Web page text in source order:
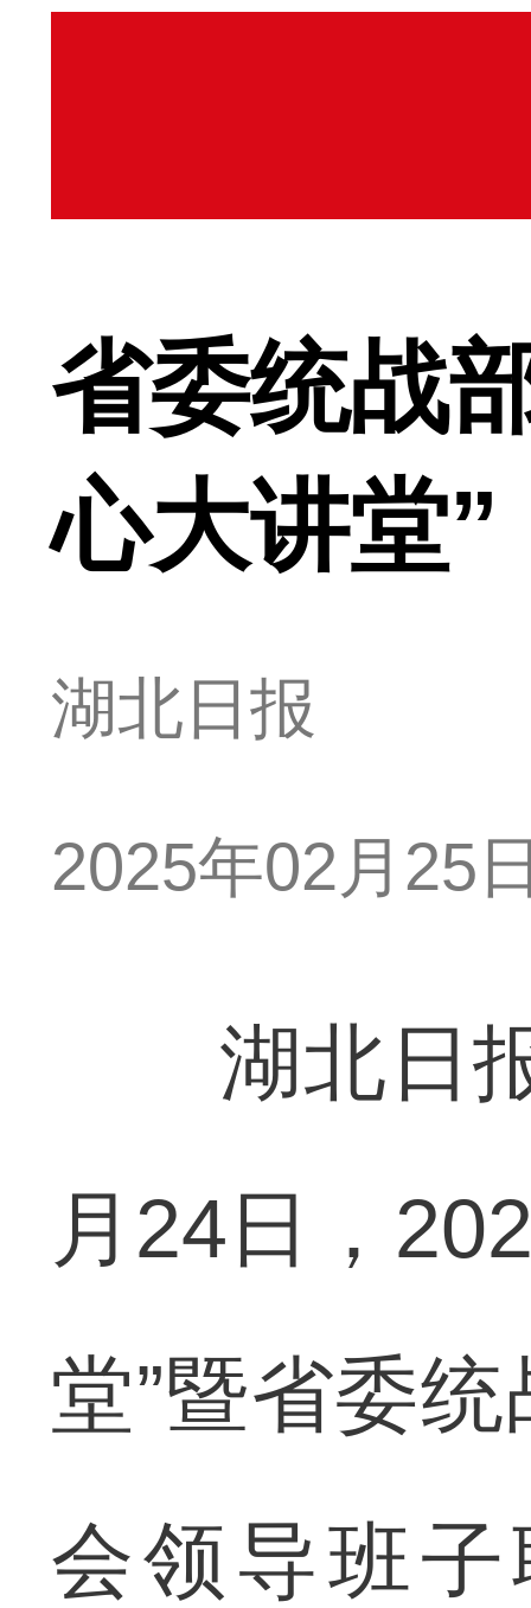
省委统战
心大讲堂”
湖北日报
2025年02月25
湖北日报
月24日，
堂”暨省委
会领导班